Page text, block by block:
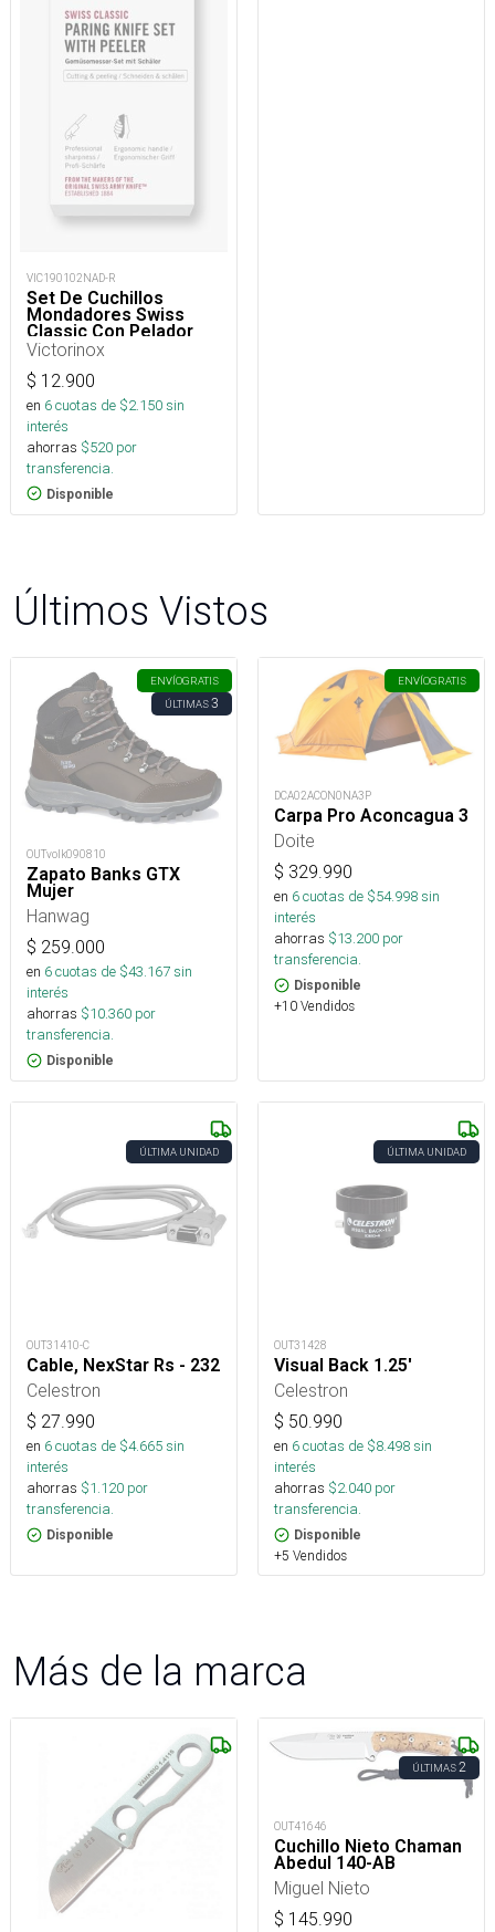
VIC190102NAD-R
Set De Cuchillos
Mondadores Swiss
Classic Con Pelador
Victorinox
$ 12.900
en 6cuotas de $2.150sin
interés
ahorras $520 por
transferencia.
Disponible
Últimos Vistos
ENVÍOGRATIS
ÚLTIMAS3
OUTvolk090810
Zapato Banks GTX
Mujer
Hanwag
$ 259.000
en 6cuotas de $43.167sin
interés
ahorras $10.360 por
transferencia.
Disponible
ENVÍOGRATIS
DCA02ACON0NA3P
Carpa Pro Aconcagua 3
Doite
$ 329.990
en 6cuotas de $54.998sin
interés
ahorras $13.200 por
transferencia.
Disponible
+10 Vendidos
ÚLTIMA UNIDAD
OUT31410-C
Cable, NexStar Rs - 232
Celestron
$ 27.990
en 6cuotas de $4.665sin
interés
ahorras $1.120 por
transferencia.
Disponible
ÚLTIMA UNIDAD
OUT31428
Visual Back 1.25'
Celestron
$ 50.990
en 6cuotas de $8.498sin
interés
ahorras $2.040 por
transferencia.
Disponible
+5 Vendidos
Más de la marca
ÚLTIMAS2
OUT41646
Cuchillo Nieto Chaman
Abedul 140-AB
Miguel Nieto
$ 145.990